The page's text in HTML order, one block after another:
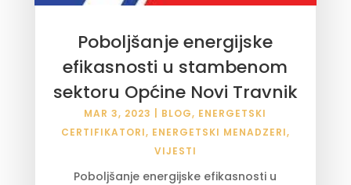
Poboljšanje energijske
efikasnosti u stambenom
sektoru Općine Novi Travnik
MAR 3, 2023 BLOG, ENERGETSKI
CERTIFIKATORI, ENERGETSKI MENADZERI,
VIJESTI
Poboljšanje energijske efikasnosti u